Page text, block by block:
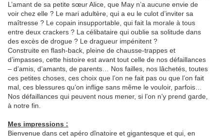
L’amant de sa petite sœur Alice, que May n’a aucune envie de
voir chez elle ? Le mari adultère, qui a eu le culot d’inviter sa
maîtresse ? Le copain insupportable, qui fait la morale à tous
entre deux crackers ? La célibataire qui oublie sa solitude dans
des excès de drogue ? Le dragueur impénitent ?
Construite en flash-back, pleine de chausse-trappes et
d’impasses, cette histoire est avant tout celle de nos défaillances
– d’amis, d’amants, de parents… Nos failles, nos lâchetés, toutes
ces petites choses, ces choix que l’on ne fait pas ou que l’on fait
mal, ces blessures qu’on inflige sans même le vouloir, parfois…
Nos défaillances qui peuvent nous mener, si l’on n’y prend garde,
à notre fin.
Mes impressions :
Bienvenue dans cet apéro dînatoire et gigantesque et qui, en